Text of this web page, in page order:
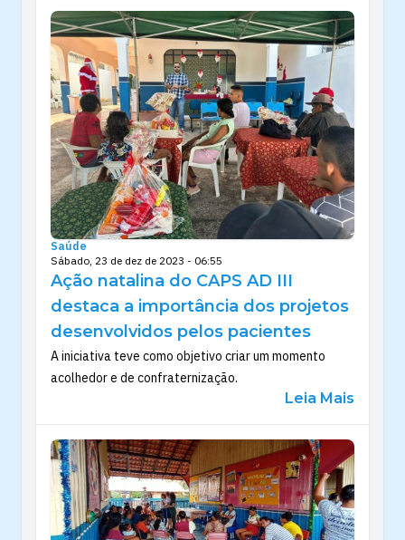
Saúde
Sábado, 23 de dez de 2023 - 06:55
Ação natalina do CAPS AD III
destaca a importância dos projetos
desenvolvidos pelos pacientes
A iniciativa teve como objetivo criar um momento
acolhedor e de confraternização.
Leia Mais